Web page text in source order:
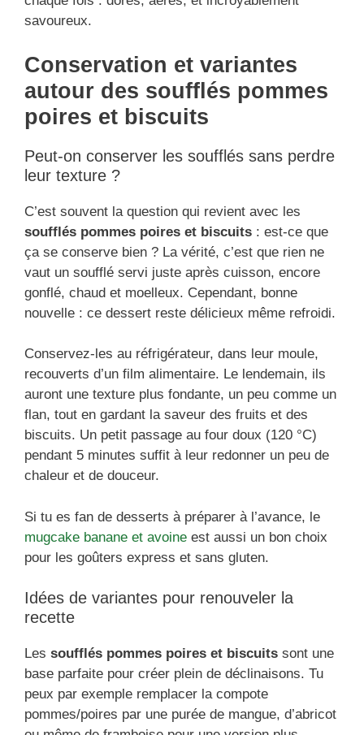
savoureux.
Conservation et variantes
autour des soufflés pommes
poires et biscuits
Peut-on conserver les soufflés sans perdre
leur texture ?
C’est souvent la question qui revient avec les
soufflés pommes poires et biscuits : est-ce que
ça se conserve bien ? La vérité, c’est que rien ne
vaut un soufflé servi juste après cuisson, encore
gonflé, chaud et moelleux. Cependant, bonne
nouvelle : ce dessert reste délicieux même refroidi.
Conservez-les au réfrigérateur, dans leur moule,
recouverts d’un film alimentaire. Le lendemain, ils
auront une texture plus fondante, un peu comme un
flan, tout en gardant la saveur des fruits et des
biscuits. Un petit passage au four doux (120 °C)
pendant 5 minutes suffit à leur redonner un peu de
chaleur et de douceur.
Si tu es fan de desserts à préparer à l’avance, le
mugcake banane et avoine est aussi un bon choix
pour les goûters express et sans gluten.
Idées de variantes pour renouveler la
recette
Les soufflés pommes poires et biscuits sont une
base parfaite pour créer plein de déclinaisons. Tu
peux par exemple remplacer la compote
pommes/poires par une purée de mangue, d’abricot